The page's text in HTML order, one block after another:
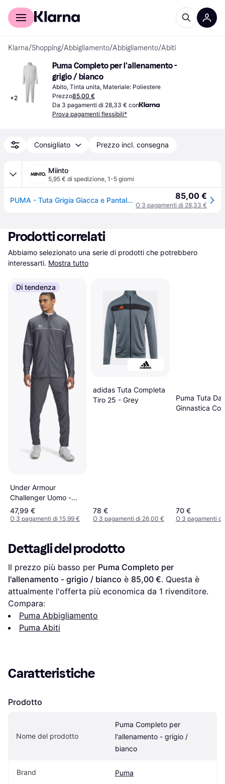
Per il tuo shopping
Klarna/Shopping/Abbigliamento/Abbigliamento/Abiti
+2
Puma Completo per l'allenamento -
grigio / bianco
Abito, Tinta unita, Materiale: Poliestere
Prezzo85,00 €
Da 3 pagamenti di 28,33 € con
Prova pagamenti flessibili*
Consigliato Prezzo incl. consegna
Miinto
5,95 € di spedizione, 1-5 giorni
PUMA - Tuta Grigia Giacca e Pantaloni Set - - Sport - Uomo - Grigio - M 85,00 €
O 3 pagamenti di 28,33 €
Prodotti correlati
Abbiamo selezionato una serie di prodotti che potrebbero
interessarti. Mostra tutto
Di tendenza
Under Armour
Challenger Uomo -
Castlerock/Bianco
47,99 €
O 3 pagamenti di 15,99 €
adidas Tuta Completa
Tiro 25 - Grey
78 €
O 3 pagamenti di 26,00 €
Puma Tuta Da
Ginnastica
70 €
O 3 pagamenti
Dettagli del prodotto
Il prezzo più basso per Puma Completo per
l'allenamento - grigio / bianco è 85,00 €. Questa è
attualmente l'offerta più economica da 1 rivenditore.
Compara:
Puma Abbigliamento
Puma Abiti
Caratteristiche
Prodotto
Nome del prodotto
Puma Completo per
l'allenamento - grigio /
bianco
Brand Puma